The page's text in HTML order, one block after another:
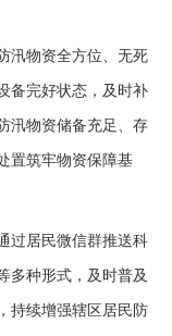
物资全方位、无死
备完好状态，及时补
汛物资储备充足、存
置筑牢物资保障基
居民微信群推送科
多种形式，及时普及
持续增强辖区居民防